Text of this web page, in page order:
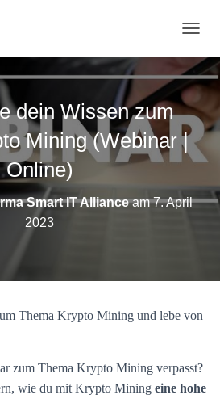
A
V
I
A
T
O
M
E
dein Wissen zum
Mining (Webinar |
Online)
Smart IT Allianceam7. April
2023
Thema Krypto Mining und lebe von
zum Thema Krypto Mining verpasst?
wie du mit Krypto Mining eine hohe